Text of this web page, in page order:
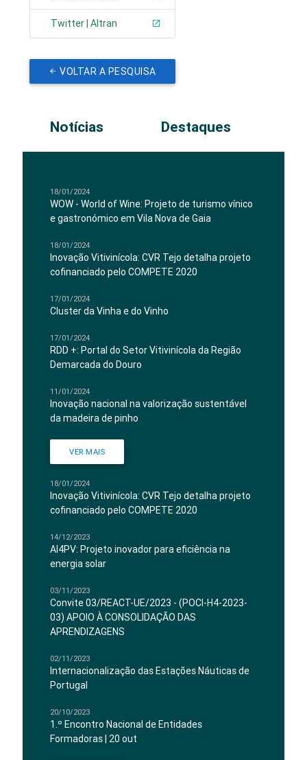
Twitter | Altran
VOLTAR A PESQUISA
Notícias Destaques
18/01/2024
WOW - World of Wine: Projeto de turismo vínico
e gastronómico em Vila Nova de Gaia
18/01/2024
Inovação Vitivinícola: CVR Tejo detalha projeto
cofinanciado pelo COMPETE 2020
17/01/2024
Cluster da Vinha e do Vinho
17/01/2024
RDD +: Portal do Setor Vitivinícola da Região
Demarcada do Douro
11/01/2024
Inovação nacional na valorização sustentável
da madeira de pinho
VER MAIS
18/01/2024
Inovação Vitivinícola: CVR Tejo detalha projeto
cofinanciado pelo COMPETE 2020
14/12/2023
AI4PV: Projeto inovador para eficiência na
energia solar
03/11/2023
Convite 03/REACT-UE/2023 - (POCI-H4-2023-
03) APOIO À CONSOLIDAÇÃO DAS
APRENDIZAGENS
02/11/2023
Internacionalização das Estações Náuticas de
Portugal
20/10/2023
1.º Encontro Nacional de Entidades
Formadoras | 20 out